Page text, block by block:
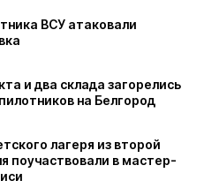
ВСУ атаковали
и два склада загорелись
на Белгород
лагеря из второй
поучаствовали в мастер-